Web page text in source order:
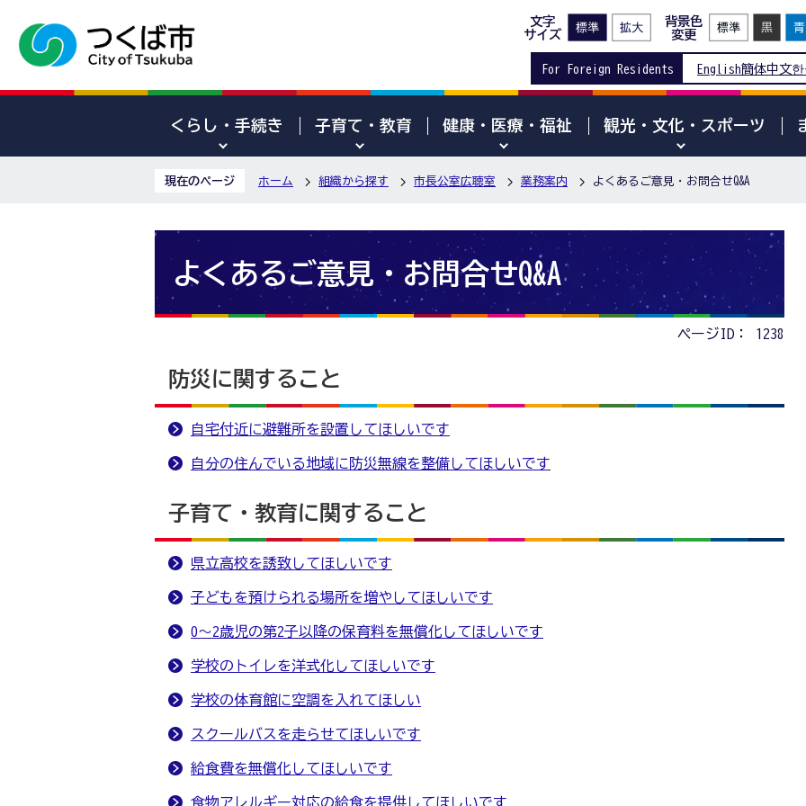
文字
サイズ
背景色
変更
For Foreign Residents English簡体中文
くらし・手続き 子育て・教育 健康・医療・福祉 観光・文化・スポーツ
現在のページ ホーム 組織から探す 市長公室広聴室 業務案内 よくあるご意見・お問合せQ&A
よくあるご意見・お問合せQ&A
ページID： 1238
防災に関すること
自宅付近に避難所を設置してほしいです
自分の住んでいる地域に防災無線を整備してほしいです
子育て・教育に関すること
県立高校を誘致してほしいです
子どもを預けられる場所を増やしてほしいです
0～2歳児の第2子以降の保育料を無償化してほしいです
学校のトイレを洋式化してほしいです
学校の体育館に空調を入れてほしい
スクールバスを走らせてほしいです
給食費を無償化してほしいです
食物アレルギー対応の給食を提供してほしいです